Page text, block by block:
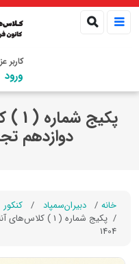
کاربر
ورود
دوازدهم تجربی -
خانه دبیران‌سمپاد
کنکور
1404